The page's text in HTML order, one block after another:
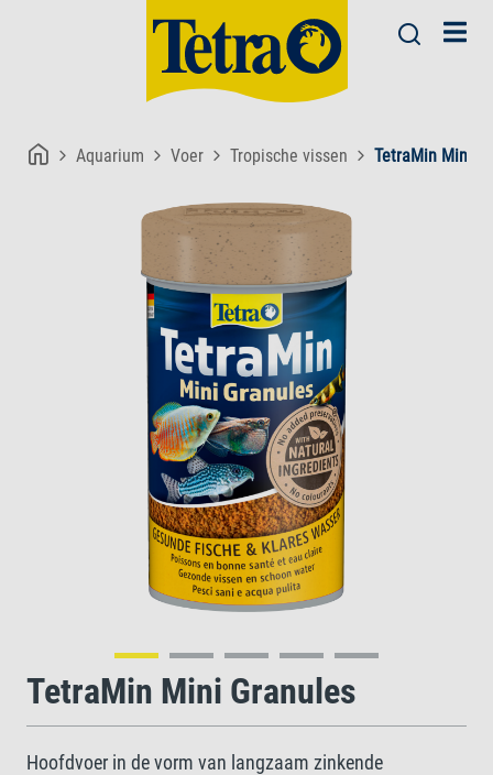
Aquarium Voer Tropische vissen TetraMin Mini
TetraMin Mini Granules
Hoofdvoer in de vorm van langzaam zinkende